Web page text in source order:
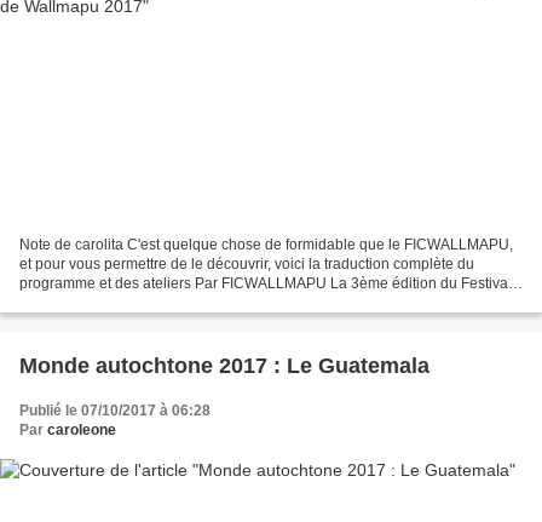
Note de carolita C'est quelque chose de formidable que le FICWALLMAPU,
et pour vous permettre de le découvrir, voici la traduction complète du
programme et des ateliers Par FICWALLMAPU La 3ème édition du Festival
Monde autochtone 2017 : Le Guatemala
Publié le 07/10/2017 à 06:28
Par caroleone